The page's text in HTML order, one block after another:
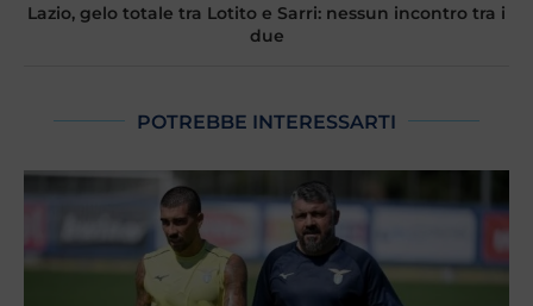
Lazio, gelo totale tra Lotito e Sarri: nessun incontro tra i
due
POTREBBE INTERESSARTI